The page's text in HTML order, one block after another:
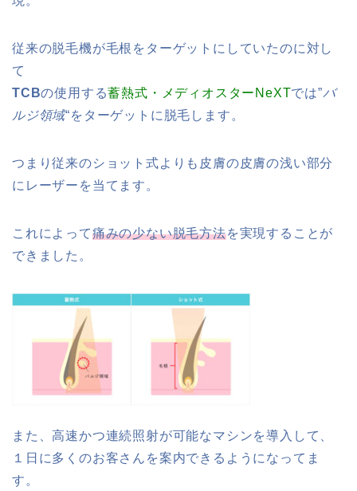
従来の脱毛機が毛根をターゲットにしていたのに対し
て
TCBの使用する蓄熱式・メディオスターNeXTでは”バ
ルジ領域“をターゲットに脱毛します。
つまり従来のショット式よりも皮膚の皮膚の浅い部分
にレーザーを当てます。
これによって痛みの少ない脱毛方法を実現することが
できました。
また、高速かつ連続照射が可能なマシンを導入して、
１日に多くのお客さんを案内できるようになってま
す。